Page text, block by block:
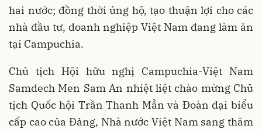
hai nước; đồng thời ủng hộ, tạo thuận lợi cho các
nhà đầu tư, doanh nghiệp Việt Nam đang làm ăn
tại Campuchia.
Chủ tịch Hội hữu nghị Campuchia-Việt Nam
Samdech Men Sam An nhiệt liệt chào mừng Chủ
tịch Quốc hội Trần Thanh Mẫn và Đoàn đại biểu
cấp cao của Đảng, Nhà nước Việt Nam sang thăm